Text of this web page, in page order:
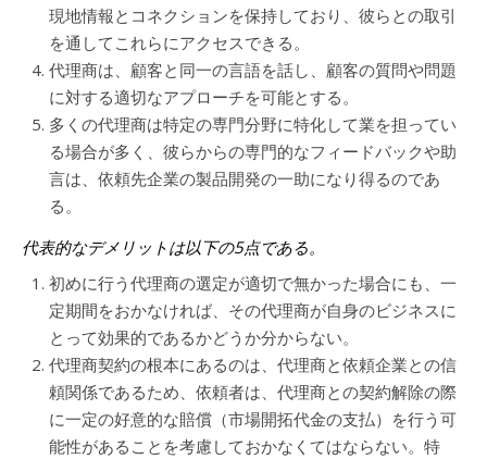
現地情報とコネクションを保持しており、彼らとの取引
を通してこれらにアクセスできる。
代理商は、顧客と同一の言語を話し、顧客の質問や問題
に対する適切なアプローチを可能とする。
多くの代理商は特定の専門分野に特化して業を担ってい
る場合が多く、彼らからの専門的なフィードバックや助
言は、依頼先企業の製品開発の一助になり得るのであ
る。
代表的なデメリットは以下の5点である。
初めに行う代理商の選定が適切で無かった場合にも、一
定期間をおかなければ、その代理商が自身のビジネスに
とって効果的であるかどうか分からない。
代理商契約の根本にあるのは、代理商と依頼企業との信
頼関係であるため、依頼者は、代理商との契約解除の際
に一定の好意的な賠償（市場開拓代金の支払）を行う可
能性があることを考慮しておかなくてはならない。特